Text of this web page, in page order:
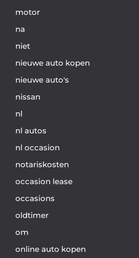
motor
na
niet
nieuwe auto kopen
nieuwe auto's
nissan
nl
nl autos
nl occasion
notariskosten
occasion lease
occasions
oldtimer
om
online auto kopen